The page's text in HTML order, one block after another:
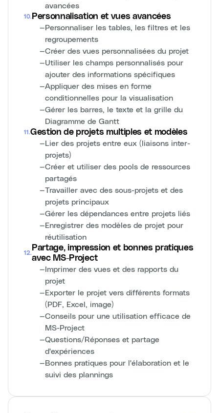
avancées
10. Personnalisation et vues avancées
—Personnaliser les tables, les filtres et les
regroupements
—Créer des vues personnalisées du projet
—Utiliser les champs personnalisés pour
ajouter des informations spécifiques
—Appliquer des mises en forme
conditionnelles pour la visualisation
—Gérer les barres, le texte et la grille du
Diagramme de Gantt
11 .Gestion de projets multiples et modèles
—Lier des projets entre eux (liaisons inter-
projets)
—Créer et utiliser des pools de ressources
partagés
—Travailler avec des sous-projets et des
projets principaux
—Gérer les dépendances entre projets liés
—Enregistrer des modèles de projet pour
réutilisation
12.
Partage, impression et bonnes pratiques
avec MS-Project
—Imprimer des vues et des rapports du
projet
—Exporter le projet vers différents formats
(PDF, Excel, image)
—Conseils pour une utilisation efficace de
MS-Project
—Questions/Réponses et partage
d'expériences
—Bonnes pratiques pour l'élaboration et le
suivi des plannings